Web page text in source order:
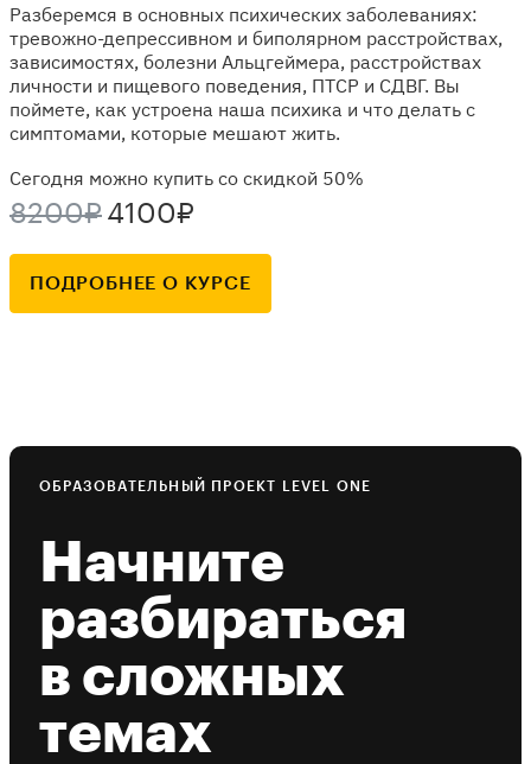
Разберемся в основных психических заболеваниях:
тревожно-депрессивном и биполярном расстройствах,
зависимостях, болезни Альцгеймера, расстройствах
личности и пищевого поведения, ПТСР и СДВГ. Вы
поймете, как устроена наша психика и что делать с
симптомами, которые мешают жить.
Сегодня можно купить со скидкой 50%
8200₽ 4100₽
ПОДРОБНЕЕ О КУРСЕ
ОБРАЗОВАТЕЛЬНЫЙ ПРОЕКТ LEVEL ONE
Начните
разбираться
в сложных
темах